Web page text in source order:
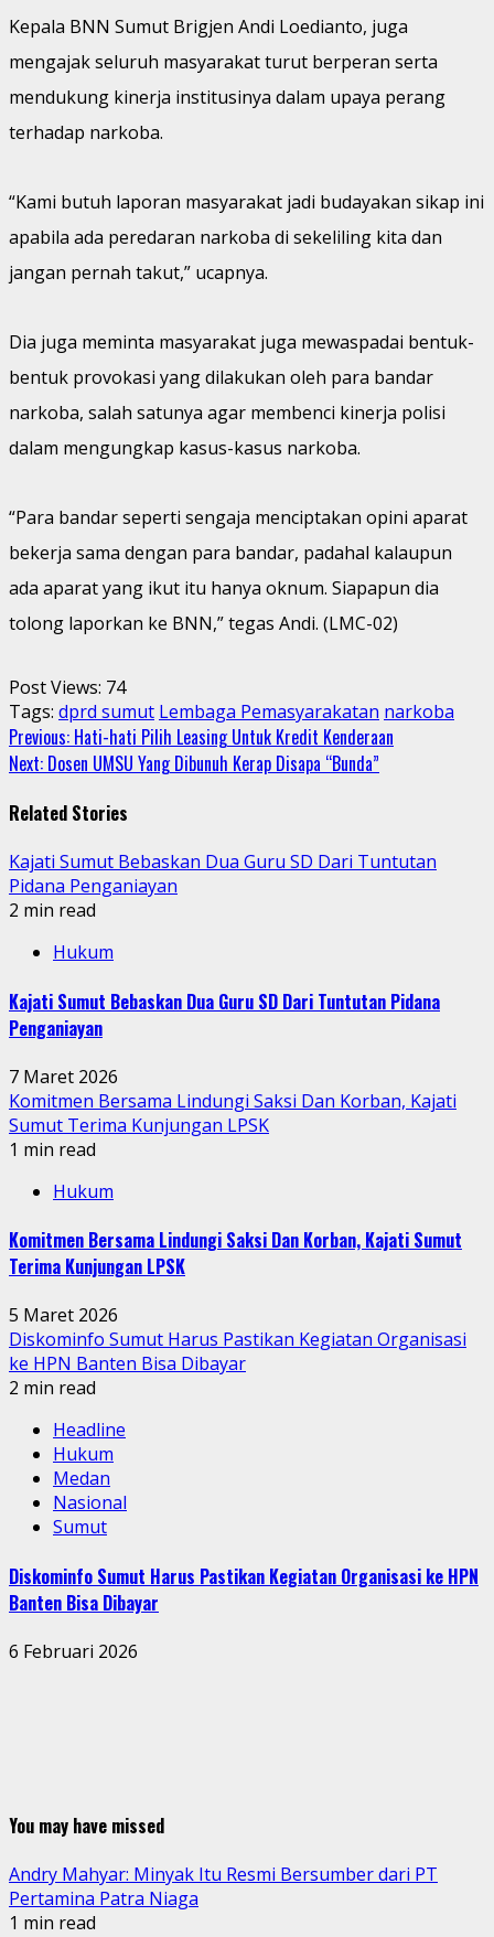
Kepala BNN Sumut Brigjen Andi Loedianto, juga
mengajak seluruh masyarakat turut berperan serta
mendukung kinerja institusinya dalam upaya perang
terhadap narkoba.
“Kami butuh laporan masyarakat jadi budayakan sikap ini
apabila ada peredaran narkoba di sekeliling kita dan
jangan pernah takut,” ucapnya.
Dia juga meminta masyarakat juga mewaspadai bentuk-
bentuk provokasi yang dilakukan oleh para bandar
narkoba, salah satunya agar membenci kinerja polisi
dalam mengungkap kasus-kasus narkoba.
“Para bandar seperti sengaja menciptakan opini aparat
bekerja sama dengan para bandar, padahal kalaupun
ada aparat yang ikut itu hanya oknum. Siapapun dia
tolong laporkan ke BNN,” tegas Andi. (LMC-02)
Post Views: 74
Tags: dprd sumut Lembaga Pemasyarakatan narkoba
Continue
Reading
Previous: Hati-hati Pilih Leasing Untuk Kredit Kenderaan
Next: Dosen UMSU Yang Dibunuh Kerap Disapa “Bunda”
Related Stories
Kajati Sumut Bebaskan Dua Guru SD Dari Tuntutan
Pidana Penganiayan
2 min read
Hukum
Kajati Sumut Bebaskan Dua Guru SD Dari Tuntutan Pidana
Penganiayan
7 Maret 2026
Komitmen Bersama Lindungi Saksi Dan Korban, Kajati
Sumut Terima Kunjungan LPSK
1 min read
Hukum
Komitmen Bersama Lindungi Saksi Dan Korban, Kajati Sumut
Terima Kunjungan LPSK
5 Maret 2026
Diskominfo Sumut Harus Pastikan Kegiatan Organisasi
ke HPN Banten Bisa Dibayar
2 min read
Headline
Hukum
Medan
Nasional
Sumut
Diskominfo Sumut Harus Pastikan Kegiatan Organisasi ke HPN
Banten Bisa Dibayar
6 Februari 2026
You may have missed
Andry Mahyar: Minyak Itu Resmi Bersumber dari PT
Pertamina Patra Niaga
1 min read